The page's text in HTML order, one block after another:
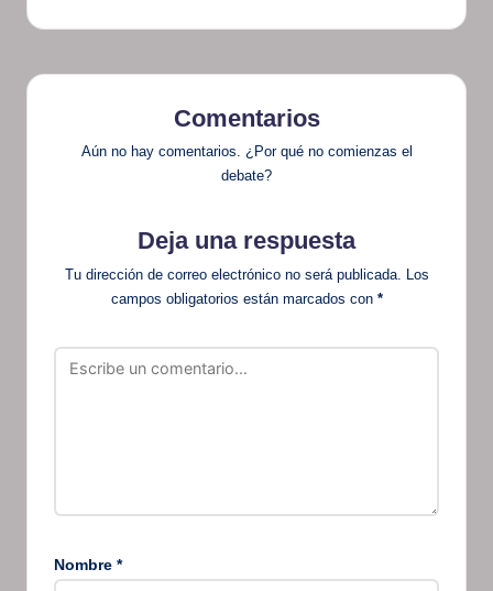
Comentarios
Aún no hay comentarios. ¿Por qué no comienzas el
debate?
Deja una respuesta
Tu dirección de correo electrónico no será publicada. Los
campos obligatorios están marcados con *
Nombre *